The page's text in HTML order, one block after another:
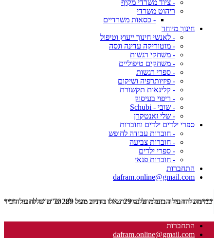
- ציוד משרדי מקיף
ריהוט משרדי
- כסאות משרדיים
חינוך מיוחד
- לאנשי חינוך ייעוץ וטיפול
- מוטוריקה עדינה וגסה
- משחקי רגשות
- משחקים טיפוליים
- ספרי רגשות
- פיזיותרפיה ושיקום
- קלינאות תקשורת
- ריפוי בעיסוק
- שובי - Schubi
- שלי זאנטקרן
ספרי ילדים ילדים וחוברות
- חוברות עבודה לחופש
- חוברות צביעה
- ספרי ילדים
- חוברות פנאי
התחברות
dafram.online@gmail.com
***משלוח עד הבית מוזל ב- 29 ש"ח בקניה מעל 289 ש"ח שליח עד הבית ***
התחברות
dafram.online@gmail.com